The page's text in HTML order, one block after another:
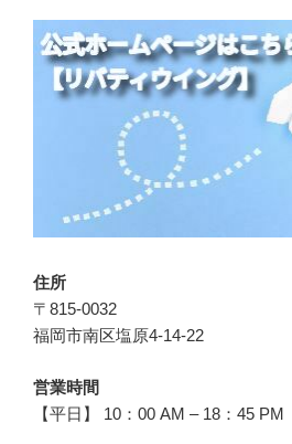
住所
〒815-0032
福岡市南区塩原4-14-22
営業時間
【平日】 10：00 AM – 18：45 PM